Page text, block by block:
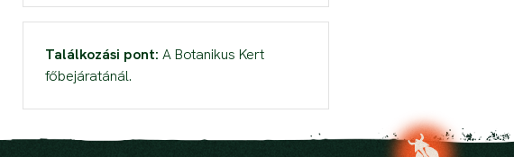
Találkozási pont: A Botanikus Kert
főbejáratánál.